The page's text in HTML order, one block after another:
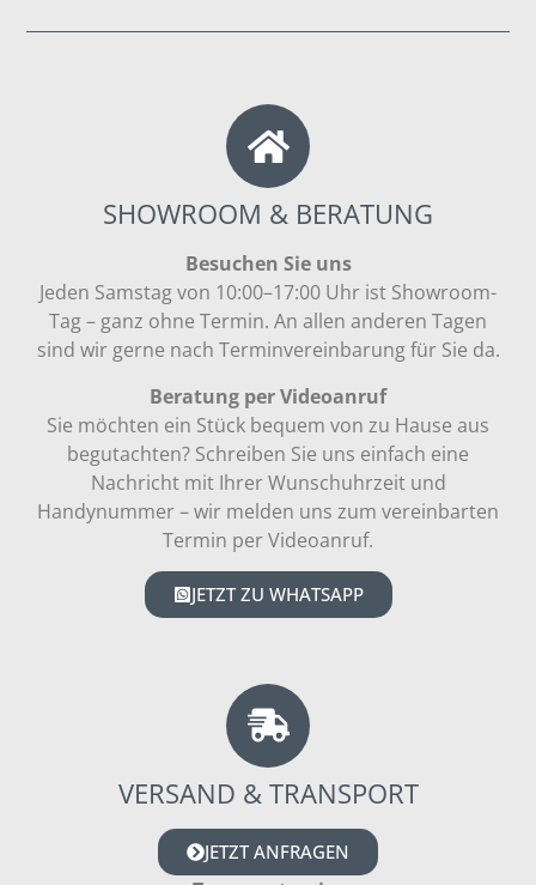
SHOWROOM & BERATUNG
Besuchen Sie uns
Jeden Samstag von 10:00–17:00 Uhr ist Showroom-
Tag – ganz ohne Termin. An allen anderen Tagen
sind wir gerne nach Terminvereinbarung für Sie da.
Beratung per Videoanruf
Sie möchten ein Stück bequem von zu Hause aus
begutachten? Schreiben Sie uns einfach eine
Nachricht mit Ihrer Wunschuhrzeit und
Handynummer – wir melden uns zum vereinbarten
Termin per Videoanruf.
JETZT ZU WHATSAPP
VERSAND & TRANSPORT
JETZT ANFRAGEN